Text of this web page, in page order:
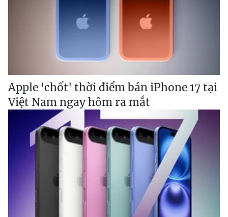
Apple 'chốt' thời điểm bán iPhone 17 tại
Việt Nam ngay hôm ra mắt